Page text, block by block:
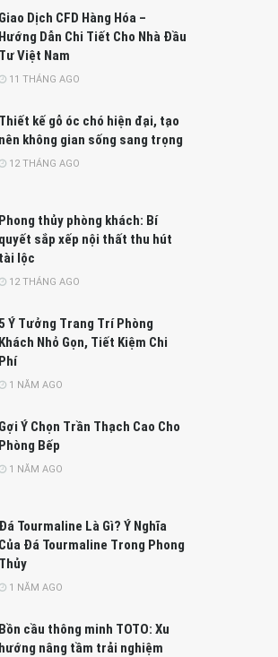
Giao Dịch CFD Hàng Hóa –
Hướng Dẫn Chi Tiết Cho Nhà Đầu
Tư Việt Nam
11 THÁNG AGO
Thiết kế gỗ óc chó hiện đại, tạo
nên không gian sống sang trọng
12 THÁNG AGO
Phong thủy phòng khách: Bí
quyết sắp xếp nội thất thu hút
tài lộc
12 THÁNG AGO
5 Ý Tưởng Trang Trí Phòng
Khách Nhỏ Gọn, Tiết Kiệm Chi
Phí
1 NĂM AGO
Gợi Ý Chọn Trần Thạch Cao Cho
Phòng Bếp
1 NĂM AGO
Đá Tourmaline Là Gì? Ý Nghĩa
Của Đá Tourmaline Trong Phong
Thủy
1 NĂM AGO
Bồn cầu thông minh TOTO: Xu
hướng nâng tầm trải nghiệm